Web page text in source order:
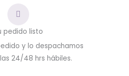
pedido listo
y lo despachamos
24/48 hrs hábiles.